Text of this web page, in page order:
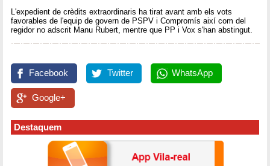
L'expedient de crèdits extraordinaris ha tirat avant amb els vots
favorables de l'equip de govern de PSPV i Compromís així com del
regidor no adscrit Manu Rubert, mentre que PP i Vox s'han abstingut.
Facebook Twitter WhatsApp
Google+
Destaquem